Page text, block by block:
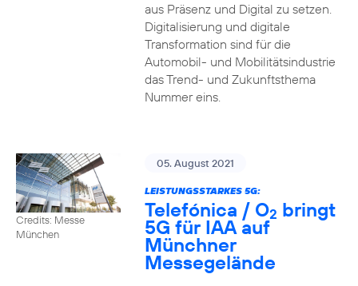
aus Präsenz und Digital zu setzen.
Digitalisierung und digitale
Transformation sind für die
Automobil- und Mobilitätsindustrie
das Trend- und Zukunftsthema
Nummer eins.
Credits: Messe
München
05. August 2021
LEISTUNGSSTARKES 5G:
Telefónica / O2 bringt
5G für IAA auf
Münchner
Messegelände